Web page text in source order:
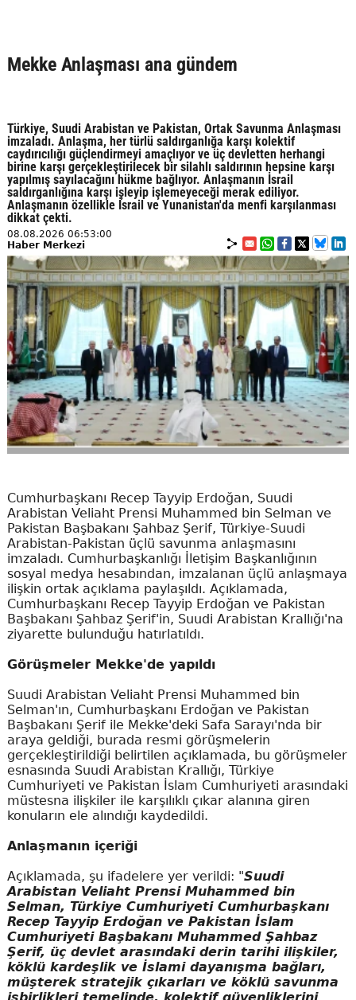
Mekke Anlaşması ana gündem
Türkiye, Suudi Arabistan ve Pakistan, Ortak Savunma Anlaşması
imzaladı. Anlaşma, her türlü saldırganlığa karşı kolektif
caydırıcılığı güçlendirmeyi amaçlıyor ve üç devletten herhangi
birine karşı gerçekleştirilecek bir silahlı saldırının hepsine karşı
yapılmış sayılacağını hükme bağlıyor. Anlaşmanın İsrail
saldırganlığına karşı işleyip işlemeyeceği merak ediliyor.
Anlaşmanın özellikle İsrail ve Yunanistan'da menfi karşılanması
dikkat çekti.
08.08.2026 06:53:00
Haber Merkezi
Cumhurbaşkanı Recep Tayyip Erdoğan, Suudi
Arabistan Veliaht Prensi Muhammed bin Selman ve
Pakistan Başbakanı Şahbaz Şerif, Türkiye-Suudi
Arabistan-Pakistan üçlü savunma anlaşmasını
imzaladı. Cumhurbaşkanlığı İletişim Başkanlığının
sosyal medya hesabından, imzalanan üçlü anlaşmaya
ilişkin ortak açıklama paylaşıldı. Açıklamada,
Cumhurbaşkanı Recep Tayyip Erdoğan ve Pakistan
Başbakanı Şahbaz Şerif'in, Suudi Arabistan Krallığı'na
ziyarette bulunduğu hatırlatıldı.
Görüşmeler Mekke'de yapıldı
Suudi Arabistan Veliaht Prensi Muhammed bin
Selman'ın, Cumhurbaşkanı Erdoğan ve Pakistan
Başbakanı Şerif ile Mekke'deki Safa Sarayı'nda bir
araya geldiği, burada resmi görüşmelerin
gerçekleştirildiği belirtilen açıklamada, bu görüşmeler
esnasında Suudi Arabistan Krallığı, Türkiye
Cumhuriyeti ve Pakistan İslam Cumhuriyeti arasındaki
müstesna ilişkiler ile karşılıklı çıkar alanına giren
konuların ele alındığı kaydedildi.
Anlaşmanın içeriği
Açıklamada, şu ifadelere yer verildi: "Suudi
Arabistan Veliaht Prensi Muhammed bin
Selman, Türkiye Cumhuriyeti Cumhurbaşkanı
Recep Tayyip Erdoğan ve Pakistan İslam
Cumhuriyeti Başbakanı Muhammed Şahbaz
Şerif, üç devlet arasındaki derin tarihi ilişkiler,
köklü kardeşlik ve İslami dayanışma bağları,
müşterek stratejik çıkarları ve köklü savunma